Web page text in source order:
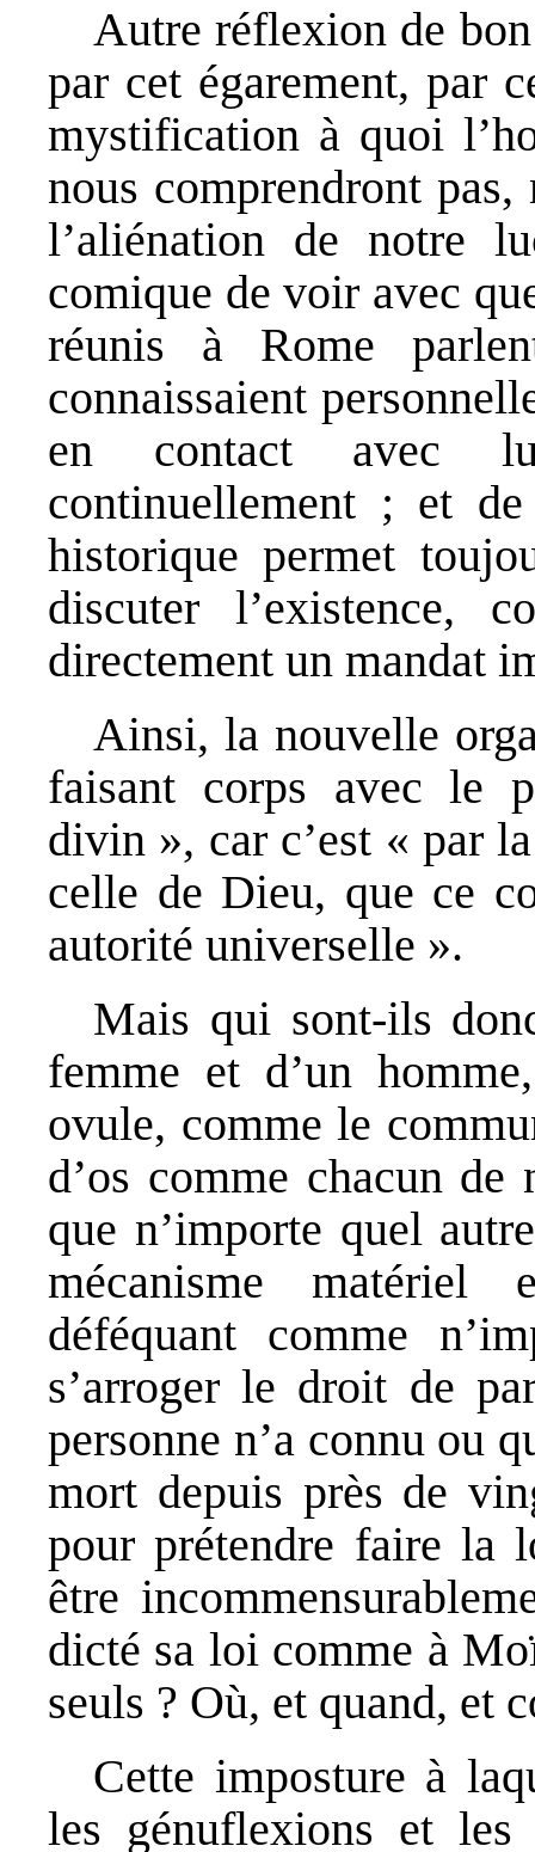
Autre réflexion de
par cet égarement, par
mystification à quoi
nous comprendront
l’aliénation de notre
comique de voir avec
réunis à Rome
connaissaient
en contact avec
continuellement ; et
historique permet
discuter l’existence,
directement un mandat
Ainsi, la nouvelle
faisant corps avec le
divin », car c’est « par
celle de Dieu, que ce
autorité universelle ».
Mais qui sont-ils
femme et d’un
ovule, comme le
d’os comme chacun de
que n’importe quel
mécanisme matériel
déféquant comme
s’arroger le droit de
personne n’a connu ou
mort depuis près de
pour prétendre faire la
être
dicté sa loi comme à
seuls ? Où, et quand, et
Cette imposture à
les génuflexions et les